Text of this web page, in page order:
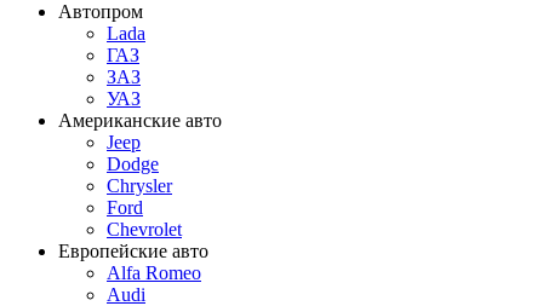
Автопром
Lada
ГАЗ
ЗАЗ
УАЗ
Американские авто
Jeep
Dodge
Chrysler
Ford
Chevrolet
Европейские авто
Alfa Romeo
Audi